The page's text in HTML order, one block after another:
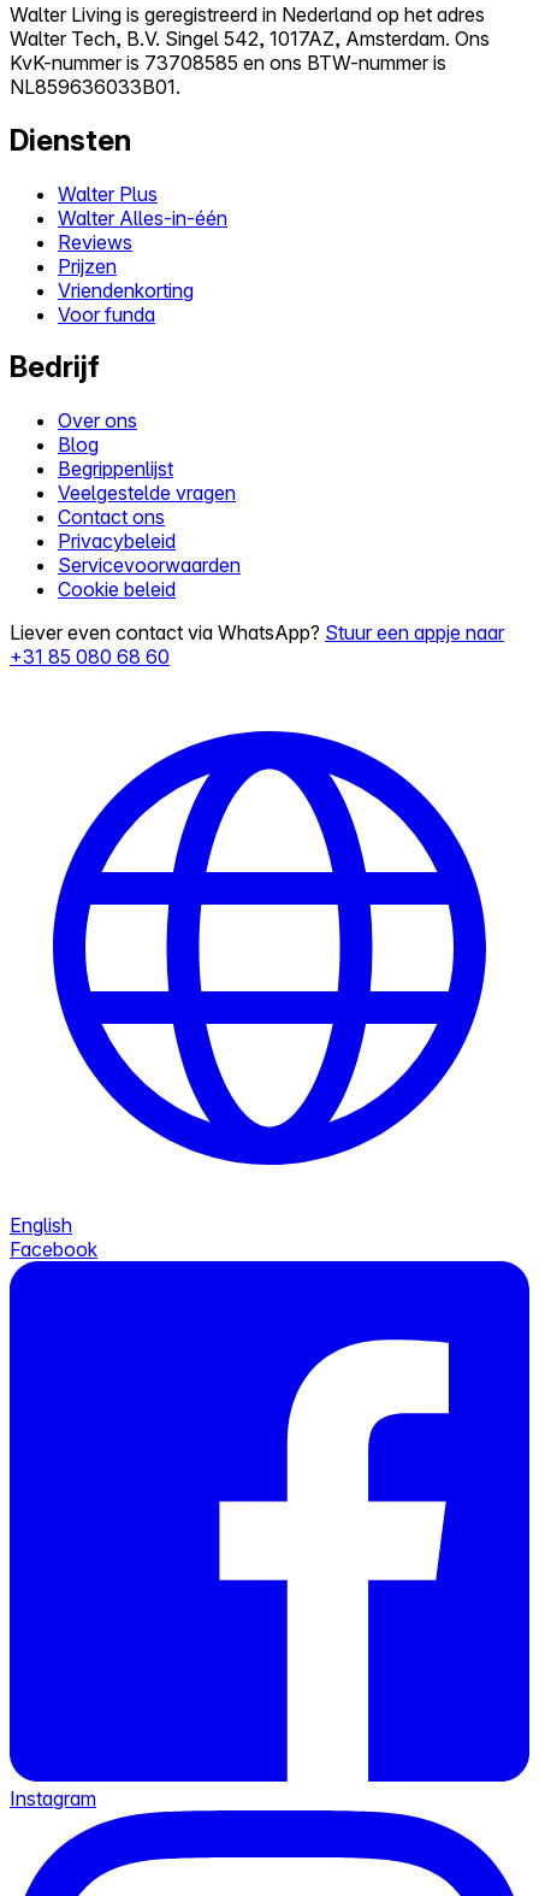
Walter Living is geregistreerd in Nederland op het adres
Walter Tech, B.V. Singel 542, 1017AZ, Amsterdam. Ons
KvK-nummer is 73708585 en ons BTW-nummer is
NL859636033B01.
Diensten
Walter Plus
Walter Alles-in-één
Reviews
Prijzen
Vriendenkorting
Voor funda
Bedrijf
Over ons
Blog
Begrippenlijst
Veelgestelde vragen
Contact ons
Privacybeleid
Servicevoorwaarden
Cookie beleid
Liever even contact via WhatsApp? Stuur een appje naar
+31 85 080 68 60
English
Facebook
Instagram